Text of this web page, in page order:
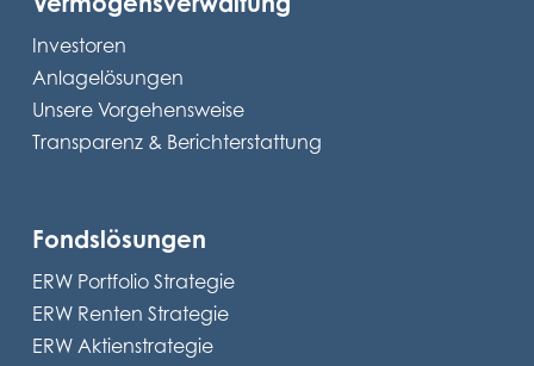
Investoren
Anlagelösungen
Unsere Vorgehensweise
Transparenz & Berichterstattung
Fondslösungen
ERW Portfolio Strategie
ERW Renten Strategie
ERW Aktienstrategie